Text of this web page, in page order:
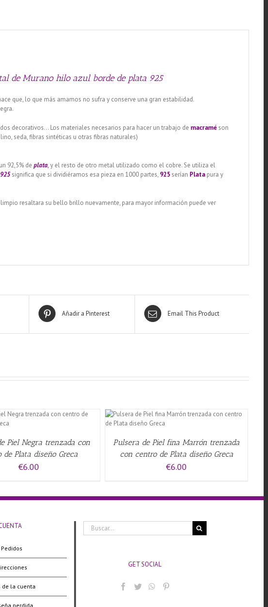
de Murano hilo azul borde de plata 925
que, lo que más amamos no sufra y conserve una gran estabilidad.
decorativos… Los materiales necesarios para hacer un trabajo de macramé son
seda, fibras sintéticas u otras fibras naturales)
92,5% deplata,y el resto de otro metal utilizado como el cobre. Se utiliza el
925significa que si dividiéramos esa pieza en 1000 partes, 925 serían Plata pura y
resaltara su bello brillo nuevamente, para mayor información puede ver
Añadir a Pinterest Email This Product
Piel Negra trenzada con
de Plata diseño Greca
€6.00
QUICK VIEW
Pulsera de Piel fina Marrón trenzada
con centro de Plata diseño Greca
€6.00
Pedidos
de la cuenta
perdida
Buscar:
GET SOCIAL